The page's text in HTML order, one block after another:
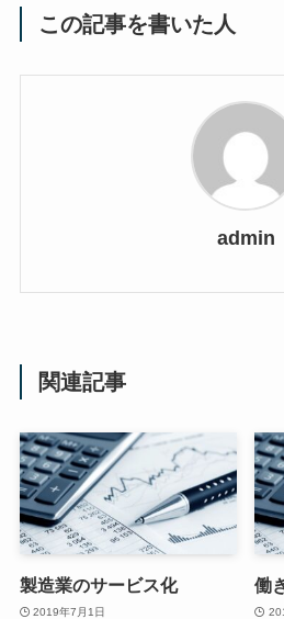
この記事を書いた人
admin
関連記事
製造業のサービス化
2019年7月1日
働